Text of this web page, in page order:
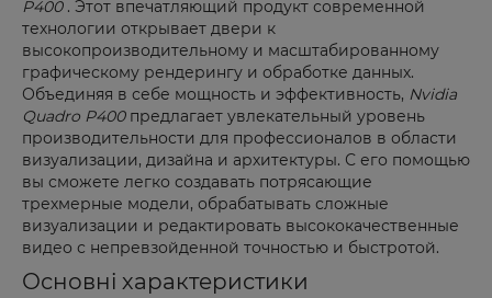
P400 . Этот впечатляющий продукт современной
технологии открывает двери к
высокопроизводительному и масштабированному
графическому рендерингу и обработке данных.
Объединяя в себе мощность и эффективность, Nvidia
Quadro P400 предлагает увлекательный уровень
производительности для профессионалов в области
визуализации, дизайна и архитектуры. С его помощью
вы сможете легко создавать потрясающие
трехмерные модели, обрабатывать сложные
визуализации и редактировать высококачественные
видео с непревзойденной точностью и быстротой.
Основні характеристики